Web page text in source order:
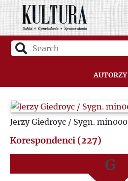
Autorzy
Jerzy Giedroyc / Sygn. min000
Korespondenci (227)
A
B
C
D
G